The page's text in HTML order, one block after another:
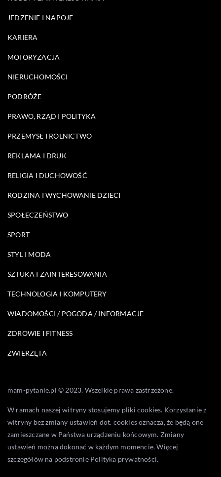
JEDZENIE I NAPOJE
KARIERA
MOTORYZACJA
NIERUCHOMOŚCI
PODRÓŻE
PRAWO, RZĄD I POLITYKA
PRZEMYSŁ I ROLNICTWO
REKLAMA I DRUK
RELIGIA I DUCHOWOŚĆ
RODZINA I WYCHOWANIE DZIECI
SPOŁECZEŃSTWO
SPORT
STYL I MODA
SZTUKA I ZAINTERESOWANIA
TECHNOLOGIA I KOMPUTERY
WIADOMOŚCI / POGODA / INFORMACJE
ZDROWIE I FITNESS
ZWIERZĘTA
mam-pytanie.pl © 2023. Wszelkie prawa zastrzeżone.
W ramach naszej witryny stosujemy pliki cookies. Korzystanie z
witryny bez zmiany ustawień dot. cookies oznacza, że będą one
zamieszczane w Państwa urządzeniu końcowym. Zmiany
ustawień można dokonać w każdym momencie. Więcej
szczegółów na podstronie Polityka prywatności.